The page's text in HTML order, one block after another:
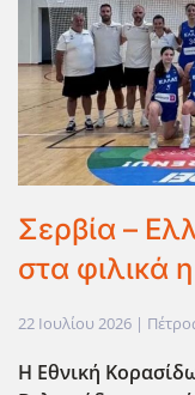
Σερβία –
στα φιλικά
22 Ιουλίου 2026 |
Η Εθνική